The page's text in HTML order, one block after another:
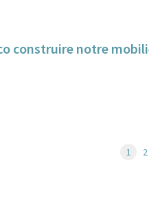
construire notre
1 2